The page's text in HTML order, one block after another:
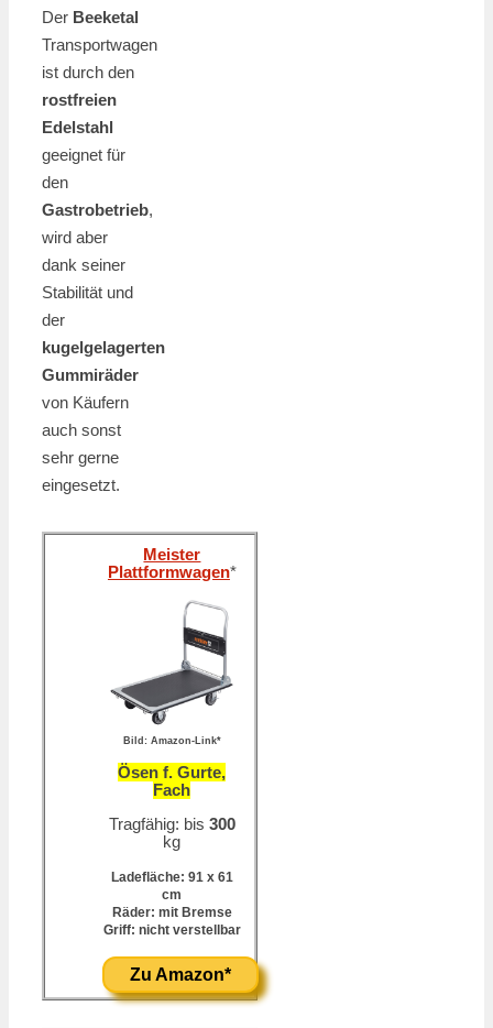
Der Beeketal
Transportwagen
ist durch den
rostfreien
Edelstahl
geeignet für
den
Gastrobetrieb,
wird aber
dank seiner
Stabilität und
der
kugelgelagerten
Gummiräder
von Käufern
auch sonst
sehr gerne
eingesetzt.
Meister
Plattformwagen*
Bild: Amazon-Link*
Ösen f. Gurte,
Fach
Tragfähig: bis 300
kg
Ladefläche: 91 x 61
cm
Räder: mit Bremse
Griff: nicht verstellbar
Zu Amazon*